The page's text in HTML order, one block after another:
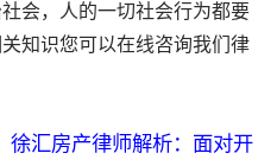
会，人的一切社会行为都要
知识您可以在线咨询我们律
徐汇房产律师解析：面对开